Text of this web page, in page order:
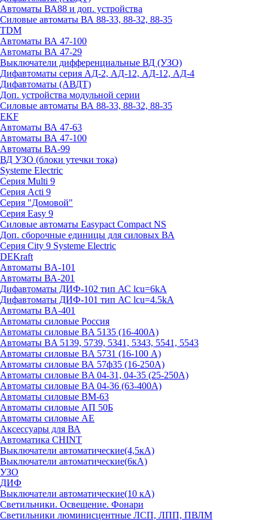
Автоматы ВА88 и доп. устройства
Силовые автоматы ВА 88-33, 88-32, 88-35
TDM
Автоматы ВА 47-100
Автоматы ВА 47-29
Выключатели дифференциальные ВД (УЗО)
Дифавтоматы серия АД-2, АД-12, АД-12, АД-4
Дифавтоматы (АВДТ)
Доп. устройства модульной серии
Силовые автоматы ВА 88-33, 88-32, 88-35
EKF
Автоматы ВА 47-63
Автоматы ВА 47-100
Автоматы ВА-99
ВД УЗО (блоки утечки тока)
Systeme Electric
Серия Multi 9
Серия Acti 9
Серия "Домовой"
Серия Easy 9
Силовые автоматы Easypact Compact NS
Доп. сборочные единицы для силовых ВА
Серия City 9 Systeme Electric
DEKraft
Автоматы BA-101
Автоматы ВА-201
Дифавтоматы ДИФ-102 тип АС lcu=6kA
Дифавтоматы ДИФ-101 тип АС lcu=4.5kA
Автоматы BA-401
Автоматы силовые Россия
Автоматы силовые BA 5135 (16-400А)
Автоматы BA 5139, 5739, 5341, 5343, 5541, 5543
Автоматы силовые BA 5731 (16-100 А)
Автоматы силовые ВА 57ф35 (16-250А)
Автоматы силовые BA 04-31, 04-35 (25-250А)
Автоматы силовые BA 04-36 (63-400А)
Автоматы силовые ВМ-63
Автоматы силовые АП 50Б
Автоматы силовые АЕ
Аксессуары для ВА
Автоматика CHINT
Выключатели автоматические(4,5кА)
Выключатели автоматические(6кА)
УЗО
ДИФ
Выключатели автоматические(10 кА)
Светильники. Освещение. Фонари
Светильники люминисцентные ЛСП, ЛПП, ПВЛМ